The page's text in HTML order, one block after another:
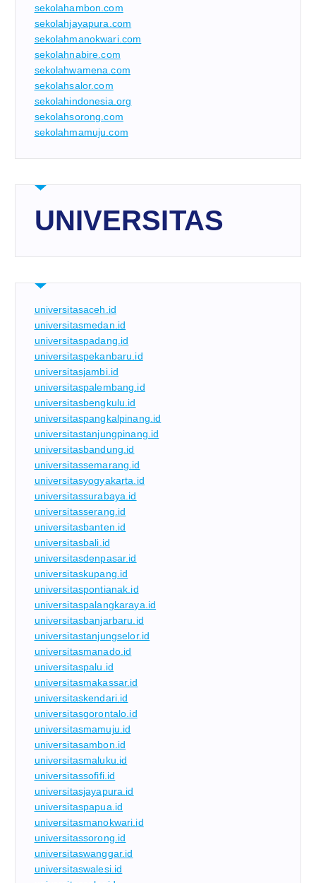
sekolahambon.com
sekolahjayapura.com
sekolahmanokwari.com
sekolahnabire.com
sekolahwamena.com
sekolahsalor.com
sekolahindonesia.org
sekolahsorong.com
sekolahmamuju.com
UNIVERSITAS
universitasaceh.id
universitasmedan.id
universitaspadang.id
universitaspekanbaru.id
universitasjambi.id
universitaspalembang.id
universitasbengkulu.id
universitaspangkalpinang.id
universitastanjungpinang.id
universitasbandung.id
universitassemarang.id
universitasyogyakarta.id
universitassurabaya.id
universitasserang.id
universitasbanten.id
universitasbali.id
universitasdenpasar.id
universitaskupang.id
universitaspontianak.id
universitaspalangkaraya.id
universitasbanjarbaru.id
universitastanjungselor.id
universitasmanado.id
universitaspalu.id
universitasmakassar.id
universitaskendari.id
universitasgorontalo.id
universitasmamuju.id
universitasambon.id
universitasmaluku.id
universitassofifi.id
universitasjayapura.id
universitaspapua.id
universitasmanokwari.id
universitassorong.id
universitaswanggar.id
universitaswalesi.id